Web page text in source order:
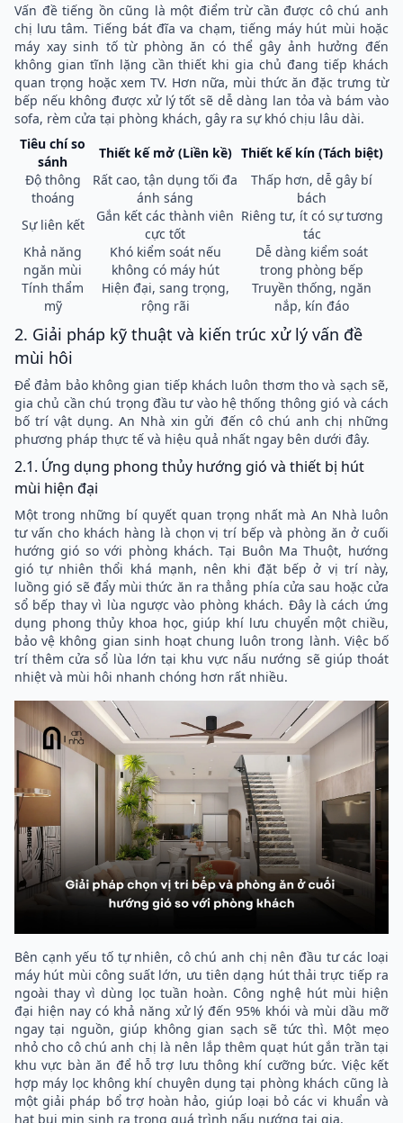
Vấn đề tiếng ồn cũng là một điểm trừ cần được cô chú anh
chị lưu tâm. Tiếng bát đĩa va chạm, tiếng máy hút mùi hoặc
máy xay sinh tố từ phòng ăn có thể gây ảnh hưởng đến
không gian tĩnh lặng cần thiết khi gia chủ đang tiếp khách
quan trọng hoặc xem TV. Hơn nữa, mùi thức ăn đặc trưng từ
bếp nếu không được xử lý tốt sẽ dễ dàng lan tỏa và bám vào
sofa, rèm cửa tại phòng khách, gây ra sự khó chịu lâu dài.
Tiêu chí so
sánh
Thiết kế mở (Liền kề) Thiết kế kín (Tách biệt)
Độ thông
thoáng
Rất cao, tận dụng tối đa
ánh sáng
Thấp hơn, dễ gây bí
bách
Sự liên kết
Gắn kết các thành viên
cực tốt
Riêng tư, ít có sự tương
tác
Khả năng
ngăn mùi
Khó kiểm soát nếu
không có máy hút
Dễ dàng kiểm soát
trong phòng bếp
Tính thẩm
mỹ
Hiện đại, sang trọng,
rộng rãi
Truyền thống, ngăn
nắp, kín đáo
2. Giải pháp kỹ thuật và kiến trúc xử lý vấn đề
mùi hôi
Để đảm bảo không gian tiếp khách luôn thơm tho và sạch sẽ,
gia chủ cần chú trọng đầu tư vào hệ thống thông gió và cách
bố trí vật dụng. An Nhà xin gửi đến cô chú anh chị những
phương pháp thực tế và hiệu quả nhất ngay bên dưới đây.
2.1. Ứng dụng phong thủy hướng gió và thiết bị hút
mùi hiện đại
Một trong những bí quyết quan trọng nhất mà An Nhà luôn
tư vấn cho khách hàng là chọn vị trí bếp và phòng ăn ở cuối
hướng gió so với phòng khách. Tại Buôn Ma Thuột, hướng
gió tự nhiên thổi khá mạnh, nên khi đặt bếp ở vị trí này,
luồng gió sẽ đẩy mùi thức ăn ra thẳng phía cửa sau hoặc cửa
sổ bếp thay vì lùa ngược vào phòng khách. Đây là cách ứng
dụng phong thủy khoa học, giúp khí lưu chuyển một chiều,
bảo vệ không gian sinh hoạt chung luôn trong lành. Việc bố
trí thêm cửa sổ lùa lớn tại khu vực nấu nướng sẽ giúp thoát
nhiệt và mùi hôi nhanh chóng hơn rất nhiều.
Bên cạnh yếu tố tự nhiên, cô chú anh chị nên đầu tư các loại
máy hút mùi công suất lớn, ưu tiên dạng hút thải trực tiếp ra
ngoài thay vì dùng lọc tuần hoàn. Công nghệ hút mùi hiện
đại hiện nay có khả năng xử lý đến 95% khói và mùi dầu mỡ
ngay tại nguồn, giúp không gian sạch sẽ tức thì. Một mẹo
nhỏ cho cô chú anh chị là nên lắp thêm quạt hút gắn trần tại
khu vực bàn ăn để hỗ trợ lưu thông khí cưỡng bức. Việc kết
hợp máy lọc không khí chuyên dụng tại phòng khách cũng là
một giải pháp bổ trợ hoàn hảo, giúp loại bỏ các vi khuẩn và
hạt bụi mịn sinh ra trong quá trình nấu nướng tại gia.